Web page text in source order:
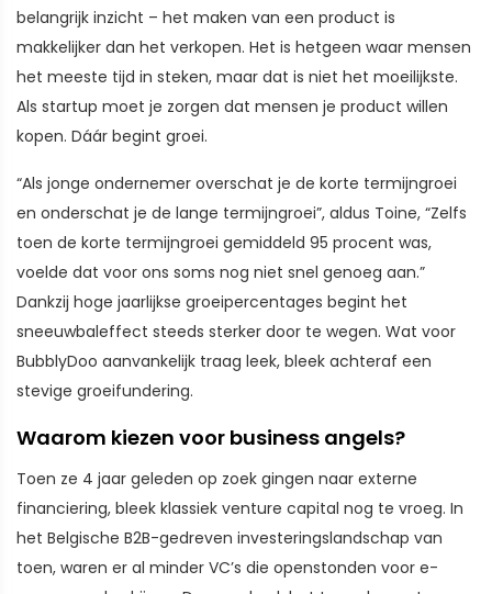
belangrijk inzicht – het maken van een product is
makkelijker dan het verkopen. Het is hetgeen waar mensen
het meeste tijd in steken, maar dat is niet het moeilijkste.
Als startup moet je zorgen dat mensen je product willen
kopen. Dáár begint groei.
“Als jonge ondernemer overschat je de korte termijngroei
en onderschat je de lange termijngroei”, aldus Toine, “Zelfs
toen de korte termijngroei gemiddeld 95 procent was,
voelde dat voor ons soms nog niet snel genoeg aan.”
Dankzij hoge jaarlijkse groeipercentages begint het
sneeuwbaleffect steeds sterker door te wegen. Wat voor
BubblyDoo aanvankelijk traag leek, bleek achteraf een
stevige groeifundering.
Waarom kiezen voor business angels?
Toen ze 4 jaar geleden op zoek gingen naar externe
financiering, bleek klassiek venture capital nog te vroeg. In
het Belgische B2B-gedreven investeringslandschap van
toen, waren er al minder VC’s die openstonden voor e-